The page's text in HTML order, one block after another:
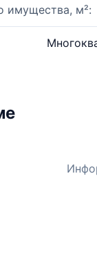
имущества, м²: